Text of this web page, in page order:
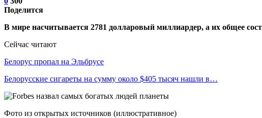
Поделится
В мире насчитывается 2781 долларовый миллиардер, а их общее
Сейчас читают
Белорус пропал на Эльбрусе
Белорусские сигареты на сумму около $405 тысяч нашли в…
Фото из открытых источников (иллюстративное)